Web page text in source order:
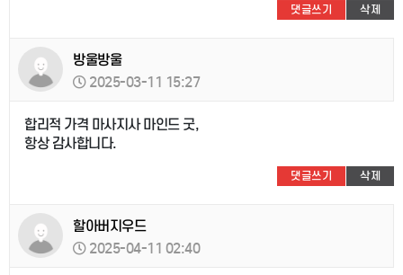
댓글쓰기 삭제
방울방울
2025-03-11 15:27
합리적 가격 마사지사 마인드 굿,
항상 감사합니다.
댓글쓰기 삭제
할아버지우드
2025-04-11 02:40